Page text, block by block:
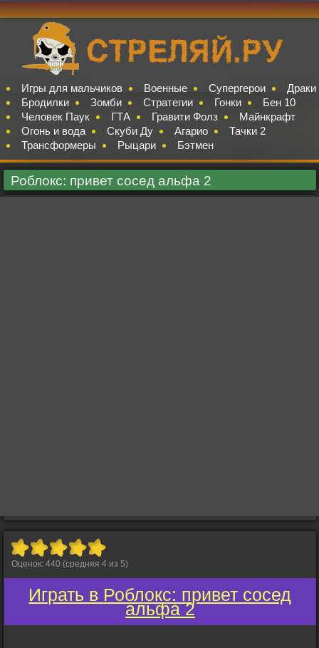
Игры для мальчиков Военные Супергерои
Драки
Бродилки
Зомби Стратегии Гонки
Бен 10
Человек Паук
ГТА Гравити Фолз
Майнкрафт
Огонь и вода
Скуби Ду Агарио
Тачки 2
Трансформеры
Рыцари Бэтмен
Роблокс: привет сосед альфа 2
Оценок: 440 (средняя 4 из 5)
Играть в Роблокс: привет сосед
альфа 2